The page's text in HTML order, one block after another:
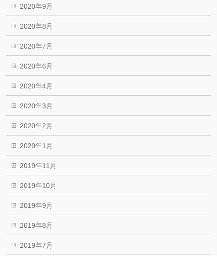
2020年9月
2020年8月
2020年7月
2020年6月
2020年4月
2020年3月
2020年2月
2020年1月
2019年11月
2019年10月
2019年9月
2019年8月
2019年7月